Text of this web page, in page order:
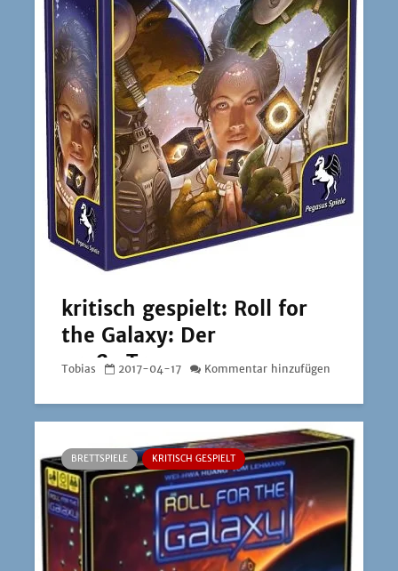
kritisch gespielt: Roll for
the Galaxy: Der
große Traum
Tobias 2017-04-17 Kommentar hinzufügen
BRETTSPIELE KRITISCH GESPIELT